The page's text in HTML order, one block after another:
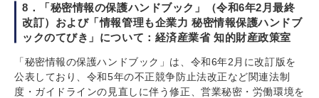
8．「秘密情報の保護ハンドブック」（令和6年2月最終
改訂）および「情報管理も企業力 秘密情報保護ハンドブ
ックのてびき」について：経済産業省 知的財産政策室
「秘密情報の保護ハンドブック」は、令和6年2月に改訂版を
公表しており、令和5年の不正競争防止法改正など関連法制
度・ガイドラインの見直しに伴う修正、営業秘密・労働環境を